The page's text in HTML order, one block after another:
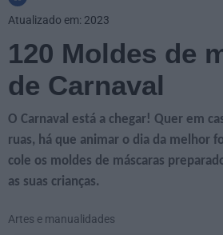
120 Moldes de
de Carnaval
O Carnaval está a chegar! Quer em
ruas, há que animar o dia da melhor
cole os moldes de máscaras
as suas crianças.
Artes e manualidades
Atualizado em: 2023